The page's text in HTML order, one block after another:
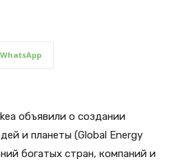
WhatsApp
объявили о создании
и планеты (Global Energy
богатых стран, компаний и